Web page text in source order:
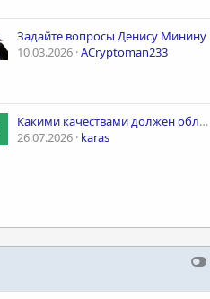
Задайте вопросы Денису Минину
10.03.2026 ACryptoman233
Какими качествами должен обладать человек, желающий зарабатывать в интернете?
26.07.2026 karas